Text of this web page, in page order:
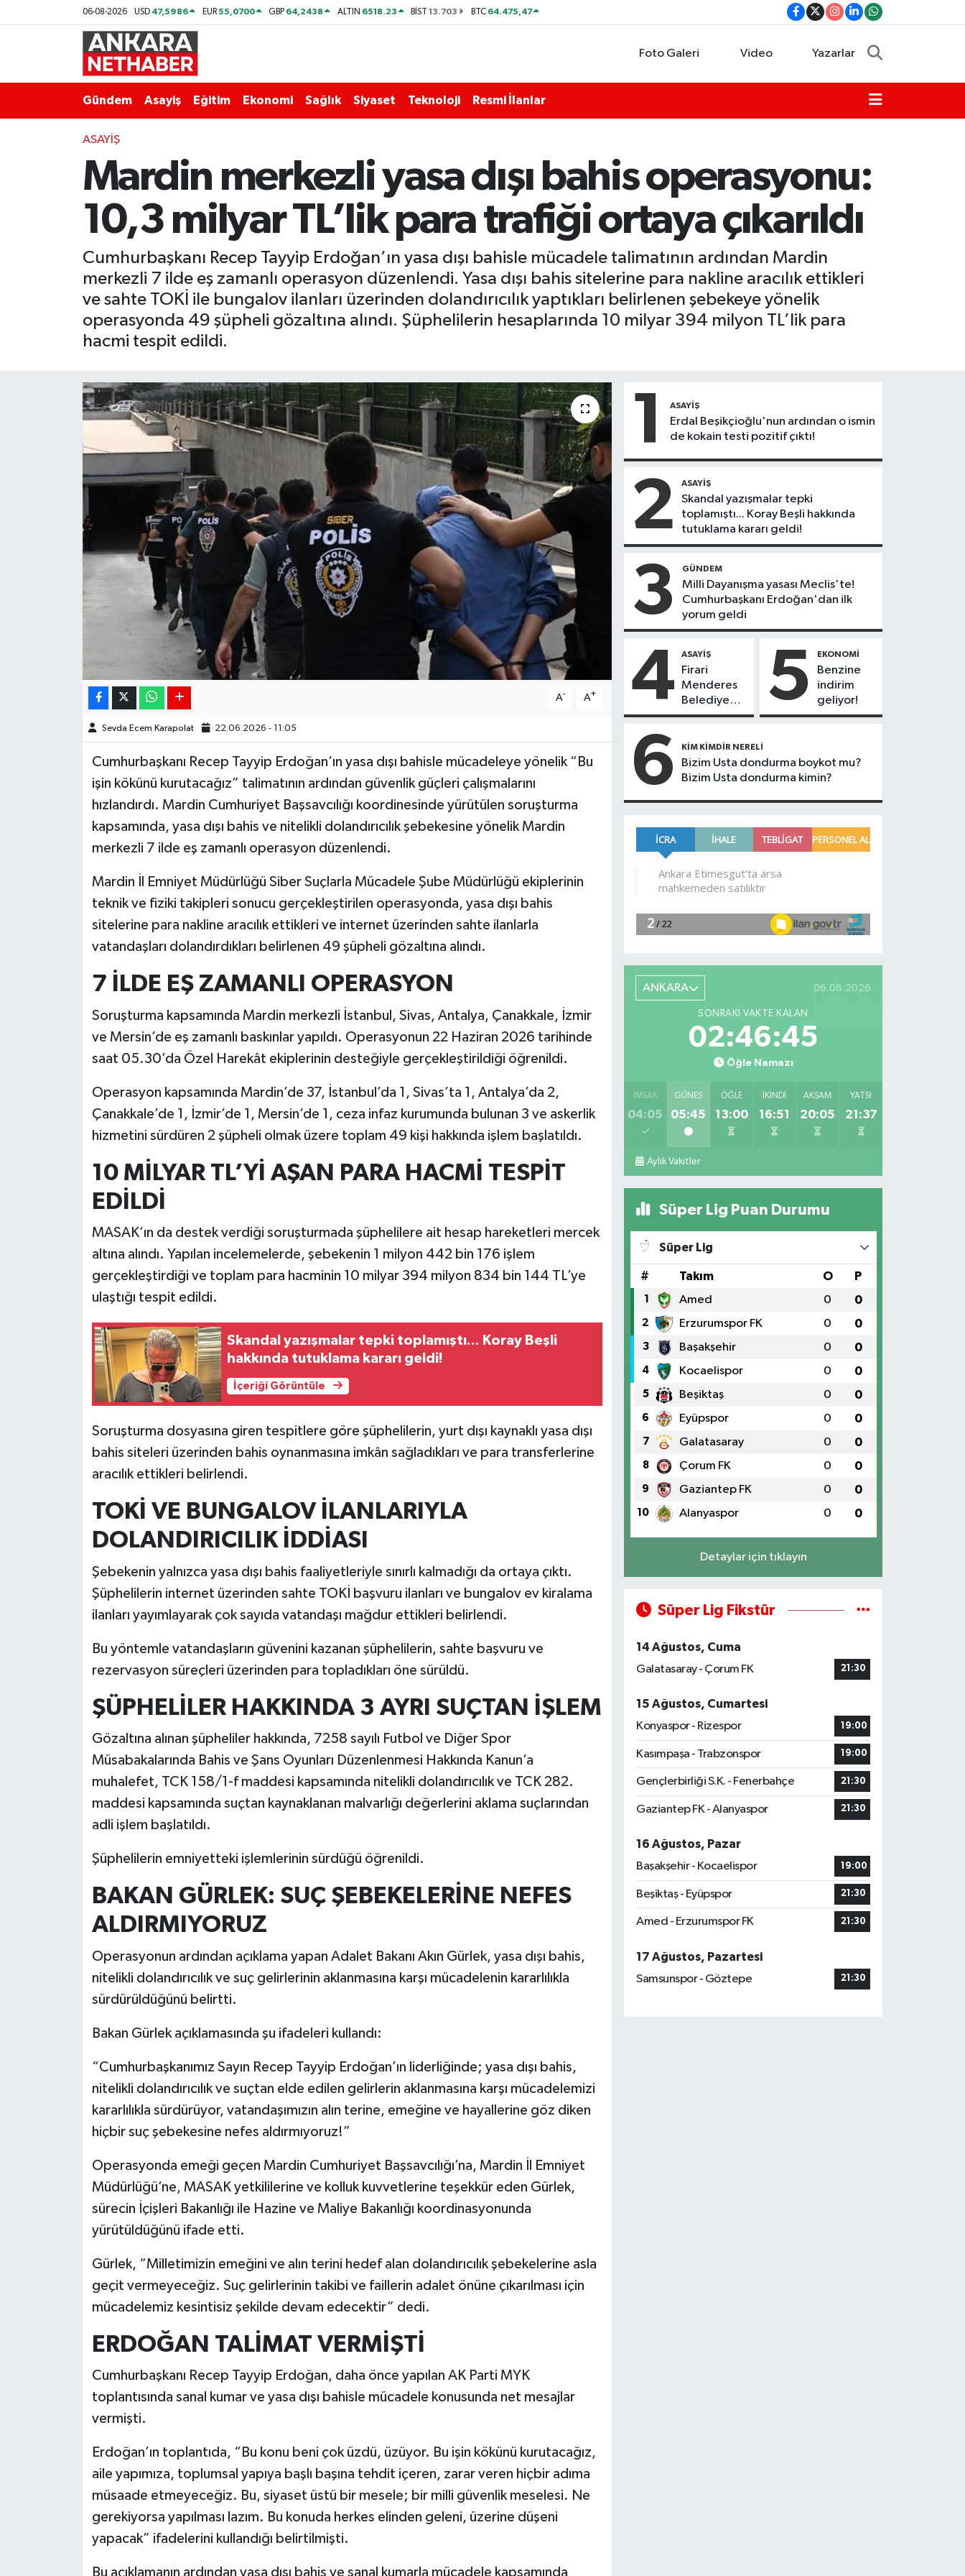
06-08-2026 USD 47,5986 EUR55,0700 GBP 64,2438 ALTIN 6518.23 BİST13.703 BTC 64.475,47
Foto Galeri Video Yazarlar
Gündem Asayiş Eğitim Ekonomi Sağlık Siyaset Teknoloji Resmi İlanlar
ASAYIŞ
Mardin merkezli yasa dışı bahis operasyonu:
10,3 milyar TL’lik para trafiği ortaya çıkarıldı
Cumhurbaşkanı Recep Tayyip Erdoğan’ın yasa dışı bahisle mücadele talimatının ardından Mardin
merkezli 7 ilde eş zamanlı operasyon düzenlendi. Yasa dışı bahis sitelerine para nakline aracılık ettikleri
ve sahte TOKİ ile bungalov ilanları üzerinden dolandırıcılık yaptıkları belirlenen şebekeye yönelik
operasyonda 49 şüpheli gözaltına alındı. Şüphelilerin hesaplarında 10 milyar 394 milyon TL’lik para
hacmi tespit edildi.
A- A+
Sevda Ecem Karapolat 22.06.2026 - 11:05
Cumhurbaşkanı Recep Tayyip Erdoğan’ın yasa dışı bahisle mücadeleye yönelik “Bu
işin kökünü kurutacağız” talimatının ardından güvenlik güçleri çalışmalarını
hızlandırdı. Mardin Cumhuriyet Başsavcılığı koordinesinde yürütülen soruşturma
kapsamında, yasa dışı bahis ve nitelikli dolandırıcılık şebekesine yönelik Mardin
merkezli 7 ilde eş zamanlı operasyon düzenlendi.
Mardin İl Emniyet Müdürlüğü Siber Suçlarla Mücadele Şube Müdürlüğü ekiplerinin
teknik ve fiziki takipleri sonucu gerçekleştirilen operasyonda, yasa dışı bahis
sitelerine para nakline aracılık ettikleri ve internet üzerinden sahte ilanlarla
vatandaşları dolandırdıkları belirlenen 49 şüpheli gözaltına alındı.
7 İLDE EŞ ZAMANLI OPERASYON
Soruşturma kapsamında Mardin merkezli İstanbul, Sivas, Antalya, Çanakkale, İzmir
ve Mersin’de eş zamanlı baskınlar yapıldı. Operasyonun 22 Haziran 2026 tarihinde
saat 05.30’da Özel Harekât ekiplerinin desteğiyle gerçekleştirildiği öğrenildi.
Operasyon kapsamında Mardin’de 37, İstanbul’da 1, Sivas’ta 1, Antalya’da 2,
Çanakkale’de 1, İzmir’de 1, Mersin’de 1, ceza infaz kurumunda bulunan 3 ve askerlik
hizmetini sürdüren 2 şüpheli olmak üzere toplam 49 kişi hakkında işlem başlatıldı.
10 MİLYAR TL’Yİ AŞAN PARA HACMİ TESPİT
EDİLDİ
MASAK’ın da destek verdiği soruşturmada şüphelilere ait hesap hareketleri mercek
altına alındı. Yapılan incelemelerde, şebekenin 1 milyon 442 bin 176 işlem
gerçekleştirdiği ve toplam para hacminin 10 milyar 394 milyon 834 bin 144 TL’ye
ulaştığı tespit edildi.
Skandal yazışmalar tepki toplamıştı... Koray Beşli
hakkında tutuklama kararı geldi!
İçeriği Görüntüle
Soruşturma dosyasına giren tespitlere göre şüphelilerin, yurt dışı kaynaklı yasa dışı
bahis siteleri üzerinden bahis oynanmasına imkân sağladıkları ve para transferlerine
aracılık ettikleri belirlendi.
TOKİ VE BUNGALOV İLANLARIYLA
DOLANDIRICILIK İDDİASI
Şebekenin yalnızca yasa dışı bahis faaliyetleriyle sınırlı kalmadığı da ortaya çıktı.
Şüphelilerin internet üzerinden sahte TOKİ başvuru ilanları ve bungalov ev kiralama
ilanları yayımlayarak çok sayıda vatandaşı mağdur ettikleri belirlendi.
Bu yöntemle vatandaşların güvenini kazanan şüphelilerin, sahte başvuru ve
rezervasyon süreçleri üzerinden para topladıkları öne sürüldü.
ŞÜPHELİLER HAKKINDA 3 AYRI SUÇTAN İŞLEM
Gözaltına alınan şüpheliler hakkında, 7258 sayılı Futbol ve Diğer Spor
Müsabakalarında Bahis ve Şans Oyunları Düzenlenmesi Hakkında Kanun’a
muhalefet, TCK 158/1-f maddesi kapsamında nitelikli dolandırıcılık ve TCK 282.
maddesi kapsamında suçtan kaynaklanan malvarlığı değerlerini aklama suçlarından
adli işlem başlatıldı.
Şüphelilerin emniyetteki işlemlerinin sürdüğü öğrenildi.
BAKAN GÜRLEK: SUÇ ŞEBEKELERİNE NEFES
ALDIRMIYORUZ
Operasyonun ardından açıklama yapan Adalet Bakanı Akın Gürlek, yasa dışı bahis,
nitelikli dolandırıcılık ve suç gelirlerinin aklanmasına karşı mücadelenin kararlılıkla
sürdürüldüğünü belirtti.
Bakan Gürlek açıklamasında şu ifadeleri kullandı:
“Cumhurbaşkanımız Sayın Recep Tayyip Erdoğan’ın liderliğinde; yasa dışı bahis,
nitelikli dolandırıcılık ve suçtan elde edilen gelirlerin aklanmasına karşı mücadelemizi
kararlılıkla sürdürüyor, vatandaşımızın alın terine, emeğine ve hayallerine göz diken
hiçbir suç şebekesine nefes aldırmıyoruz!”
Operasyonda emeği geçen Mardin Cumhuriyet Başsavcılığı’na, Mardin İl Emniyet
Müdürlüğü’ne, MASAK yetkililerine ve kolluk kuvvetlerine teşekkür eden Gürlek,
sürecin İçişleri Bakanlığı ile Hazine ve Maliye Bakanlığı koordinasyonunda
yürütüldüğünü ifade etti.
Gürlek, “Milletimizin emeğini ve alın terini hedef alan dolandırıcılık şebekelerine asla
geçit vermeyeceğiz. Suç gelirlerinin takibi ve faillerin adalet önüne çıkarılması için
mücadelemiz kesintisiz şekilde devam edecektir” dedi.
ERDOĞAN TALİMAT VERMİŞTİ
Cumhurbaşkanı Recep Tayyip Erdoğan, daha önce yapılan AK Parti MYK
toplantısında sanal kumar ve yasa dışı bahisle mücadele konusunda net mesajlar
vermişti.
Erdoğan’ın toplantıda, “Bu konu beni çok üzdü, üzüyor. Bu işin kökünü kurutacağız,
aile yapımıza, toplumsal yapıya başlı başına tehdit içeren, zarar veren hiçbir adıma
müsaade etmeyeceğiz. Bu, siyaset üstü bir mesele; bir milli güvenlik meselesi. Ne
gerekiyorsa yapılması lazım. Bu konuda herkes elinden geleni, üzerine düşeni
yapacak” ifadelerini kullandığı belirtilmişti.
Bu açıklamanın ardından yasa dışı bahis ve sanal kumarla mücadele kapsamında
1 ASAYIŞ
Erdal Beşikçioğlu'nun ardından o ismin
de kokain testi pozitif çıktı!
2 ASAYIŞ
Skandal yazışmalar tepki
toplamıştı... Koray Beşli hakkında
tutuklama kararı geldi!
3 GÜNDEM
Milli Dayanışma yasası Meclis'te!
Cumhurbaşkanı Erdoğan'dan ilk
yorum geldi
4 ASAYIŞ
Firari
Menderes
Belediye
Başkan
operasyonla
yakalandı!
5 EKONOMI
Benzine
indirim
geliyor!
6 KIM KIMDIR NERELI
Bizim Usta dondurma boykot mu?
Bizim Usta dondurma kimin?
ANKARA 06.08.2026
SONRAKI VAKTE KALAN
02:46:44
Öğle Namazı
İMSAK
04:05
GÜNEŞ
05:45
ÖĞLE
13:00
İKINDI
16:51
AKŞAM
20:05
YATSI
21:37
Aylık Vakitler
Süper Lig Puan Durumu
Süper Lig
# Takım O P
1 Amed 0 0
2 Erzurumspor FK 0 0
3 Başakşehir 0 0
4 Kocaelispor 0 0
5 Beşiktaş 0 0
6 Eyüpspor 0 0
7 Galatasaray 0 0
8 Çorum FK 0 0
9 Gaziantep FK 0 0
10 Alanyaspor 0 0
Detaylar için tıklayın
Süper Lig Fikstür
14 Ağustos, Cuma
Galatasaray - Çorum FK
21:30
15 Ağustos, Cumartesi
Konyaspor - Rizespor
19:00
Kasımpaşa - Trabzonspor 19:00
Gençlerbirliği S.K. - Fenerbahçe 21:30
Gaziantep FK - Alanyaspor 21:30
16 Ağustos, Pazar
Başakşehir - Kocaelispor
19:00
Beşiktaş - Eyüpspor 21:30
Amed - Erzurumspor FK 21:30
17 Ağustos, Pazartesi
Samsunspor - Göztepe
21:30
Ekonomi
Gündem
Kim Kimdir Nereli
Resmi İlanlar
Teknoloji
Ankara Hava Durumu
Tüm Manşetler
Son Dakika Haberleri